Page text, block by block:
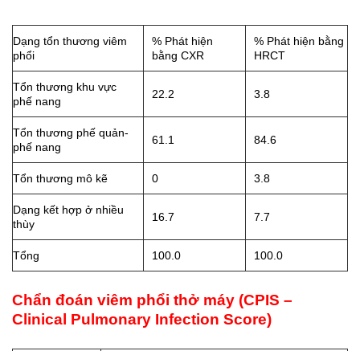
Dạng tổn thương viêm
phổi
% Phát hiện
bằng CXR
% Phát hiện bằng
HRCT
Tổn thương khu vực
phế nang
22.2 3.8
Tổn thương phế quản-
phế nang
61.1 84.6
Tổn thương mô kẽ 0 3.8
Dạng kết hợp ở nhiều
thùy
16.7 7.7
Tổng 100.0 100.0
Chẩn đoán viêm phổi thở máy (CPIS –
Clinical Pulmonary Infection Score)